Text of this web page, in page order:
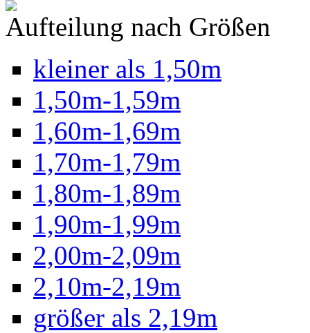
Aufteilung nach Größen
kleiner als 1,50m
1,50m-1,59m
1,60m-1,69m
1,70m-1,79m
1,80m-1,89m
1,90m-1,99m
2,00m-2,09m
2,10m-2,19m
größer als 2,19m